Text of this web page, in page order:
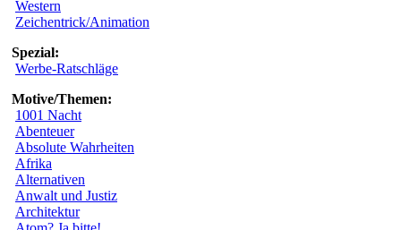
Western
Zeichentrick/Animation
Spezial:
Werbe-Ratschläge
Motive/Themen:
1001 Nacht
Abenteuer
Absolute Wahrheiten
Afrika
Alternativen
Anwalt und Justiz
Architektur